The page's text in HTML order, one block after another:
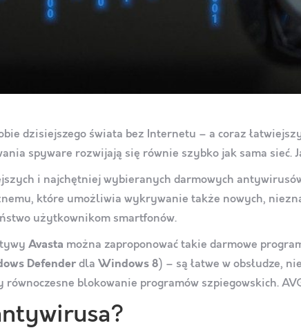
dzisiejszego świata bez Internetu – a coraz
spyware rozwijają się równie szybko jak sama sieć.
i najchętniej wybieranych darmowych
które umożliwia wykrywanie także nowych,
użytkownikom smartfonów.
Avasta można zaproponować takie darmowe
Defender dla Windows 8) – są łatwe w obsłudze,
równoczesne blokowanie programów szpiegowskich.